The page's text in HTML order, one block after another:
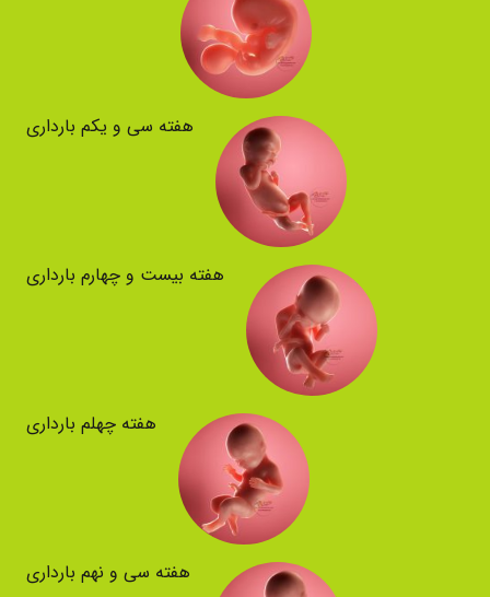
هفته سی و یکم بارداری
هفته بیست و چهارم بارداری
هفته چهلم بارداری
هفته سی و نهم بارداری